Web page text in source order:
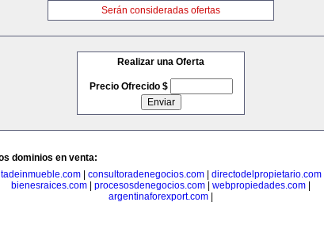
Serán consideradas ofertas
Realizar una Oferta
Precio Ofrecido $
dominios en venta:
| consultoradenegocios.com| directodelpropietario.com|
bienesraices.com
procesosdenegocios.com webpropiedades.com
argentinaforexport.com